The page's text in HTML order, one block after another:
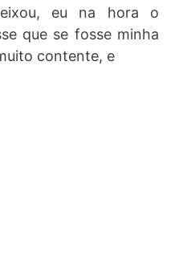
eu na hora o
que se fosse minha
contente, e